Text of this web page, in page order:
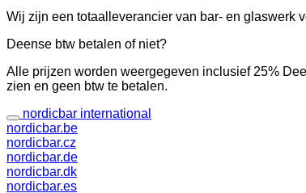
Wij zijn een totaalleverancier van bar- en glaswerk
Deense btw betalen of niet?
Alle prijzen worden weergegeven inclusief 25%
zien en geen btw te betalen.
nordicbar international
nordicbar.be
nordicbar.cz
nordicbar.de
nordicbar.dk
nordicbar.es